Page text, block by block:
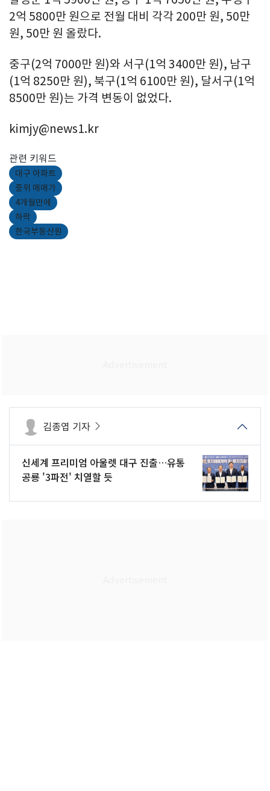
2억 5800만 원으로 전월 대비 각각 200만 원, 50만
원, 50만 원 올랐다.
중구(2억 7000만 원)와 서구(1억 3400만 원), 남구
(1억 8250만 원), 북구(1억 6100만 원), 달서구(1억
8500만 원)는 가격 변동이 없었다.
kimjy@news1.kr
관련 키워드
대구 아파트
중위 매매가
4개월만에
하락
한국부동산원
김종엽 기자
신세계 프리미엄 아울렛 대구 진출…유통
공룡 '3파전' 치열할 듯